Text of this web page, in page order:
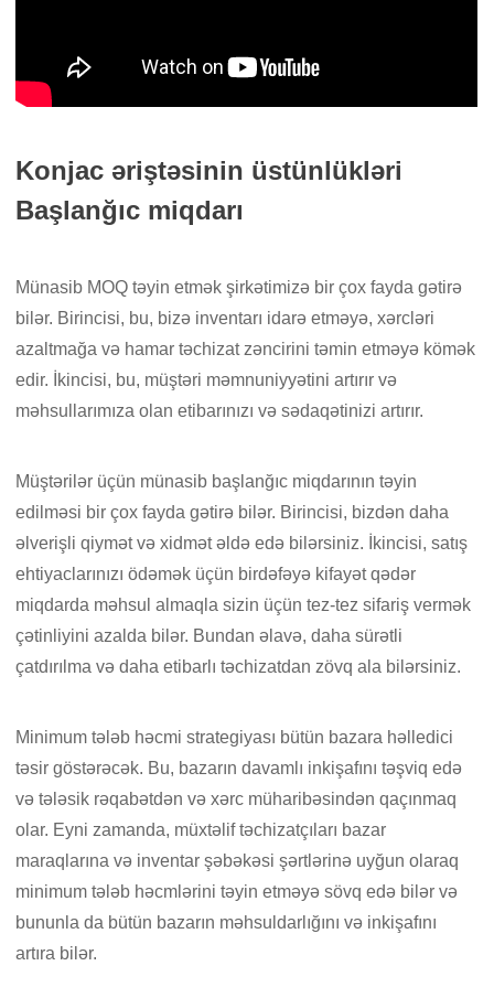
Konjac əriştəsinin üstünlükləri
Başlanğıc miqdarı
Münasib MOQ təyin etmək şirkətimizə bir çox fayda gətirə
bilər. Birincisi, bu, bizə inventarı idarə etməyə, xərcləri
azaltmağa və hamar təchizat zəncirini təmin etməyə kömək
edir. İkincisi, bu, müştəri məmnuniyyətini artırır və
məhsullarımıza olan etibarınızı və sədaqətinizi artırır.
Müştərilər üçün münasib başlanğıc miqdarının təyin
edilməsi bir çox fayda gətirə bilər. Birincisi, bizdən daha
əlverişli qiymət və xidmət əldə edə bilərsiniz. İkincisi, satış
ehtiyaclarınızı ödəmək üçün birdəfəyə kifayət qədər
miqdarda məhsul almaqla sizin üçün tez-tez sifariş vermək
çətinliyini azalda bilər. Bundan əlavə, daha sürətli
çatdırılma və daha etibarlı təchizatdan zövq ala bilərsiniz.
Minimum tələb həcmi strategiyası bütün bazara həlledici
təsir göstərəcək. Bu, bazarın davamlı inkişafını təşviq edə
və tələsik rəqabətdən və xərc müharibəsindən qaçınmaq
olar. Eyni zamanda, müxtəlif təchizatçıları bazar
maraqlarına və inventar şəbəkəsi şərtlərinə uyğun olaraq
minimum tələb həcmlərini təyin etməyə sövq edə bilər və
bununla da bütün bazarın məhsuldarlığını və inkişafını
artıra bilər.